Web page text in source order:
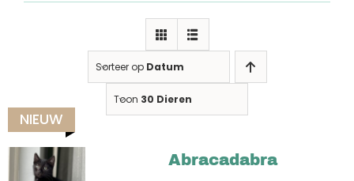
Sorteer op Datum
Toon 30 Dieren
NIEUW
Abracadabra